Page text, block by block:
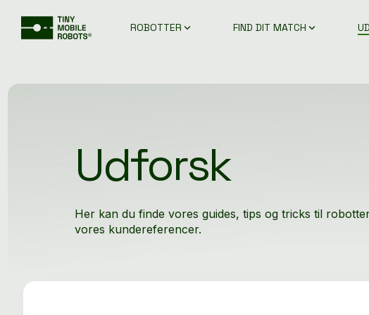
direkte
hovedindholdet.
ROBOTTER FIND DIT MATCH
Udforsk
Her kan du finde vores guides, tips og tricks til
vores kundereferencer.